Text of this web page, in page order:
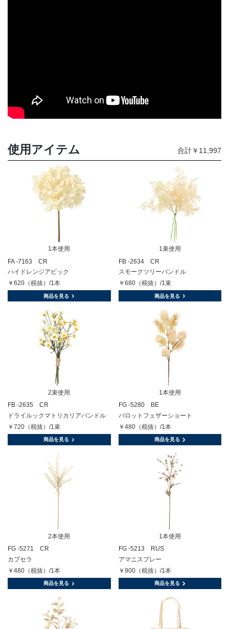
使用アイテム 合計￥11,997
1本使用
FA -7163 CR
ハイドレンジアピック
￥620（税抜）/1本
商品を見る
1束使用
FB -2634 CR
スモークツリーバンドル
￥680（税抜）/1束
商品を見る
2束使用
FB -2635 CR
ドライルックマトリカリアバンドル
￥720（税抜）/1束
商品を見る
1本使用
FG -5280 BE
パロットフェザーショート
￥480（税抜）/1本
商品を見る
2本使用
FG -5271 CR
カプセラ
￥480（税抜）/1本
商品を見る
1本使用
FG -5213 RUS
アマニスプレー
￥900（税抜）/1本
商品を見る